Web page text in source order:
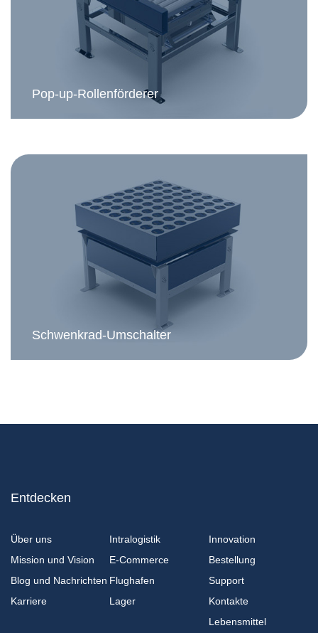
Pop-up-Rollenförderer
Schwenkrad-Umschalter
Entdecken
Über uns Intralogistik
Innovation
Mission und Vision
E-Commerce
Bestellung
Blog und Nachrichten Flughafen
Support
Karriere
Lager
Kontakte
Lebensmittel